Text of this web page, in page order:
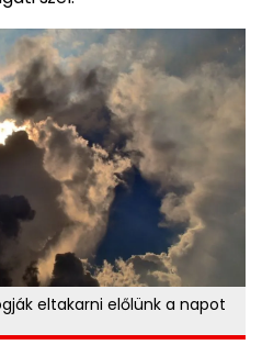
eltakarni előlünk a napot